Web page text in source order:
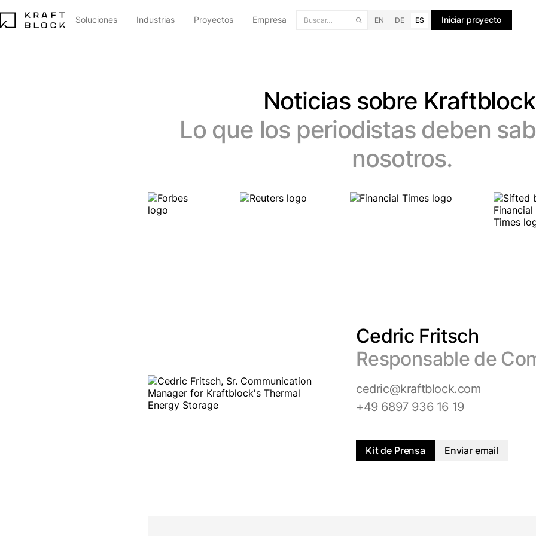
Soluciones Industrias Proyectos Empresa EN DE ES Iniciar proyecto
Noticias sobre
Lo que los periodistas deben
nosotros.
Cedric Fritsch
Responsable de
cedric@kraftblock.com
+49 6897 936 16 19
Kit de Prensa Enviar email